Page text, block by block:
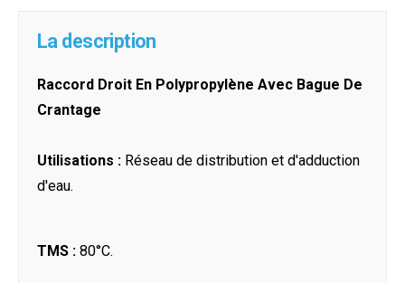
La description
Raccord Droit En Polypropylène Avec Bague De
Crantage
Utilisations : Réseau de distribution et d'adduction
d'eau.
TMS : 80°C.